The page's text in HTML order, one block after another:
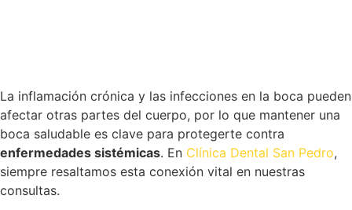
La inflamación crónica y las infecciones en la boca pueden
afectar otras partes del cuerpo, por lo que mantener una
boca saludable es clave para protegerte contra
enfermedades sistémicas. En Clínica Dental San Pedro,
siempre resaltamos esta conexión vital en nuestras
consultas.